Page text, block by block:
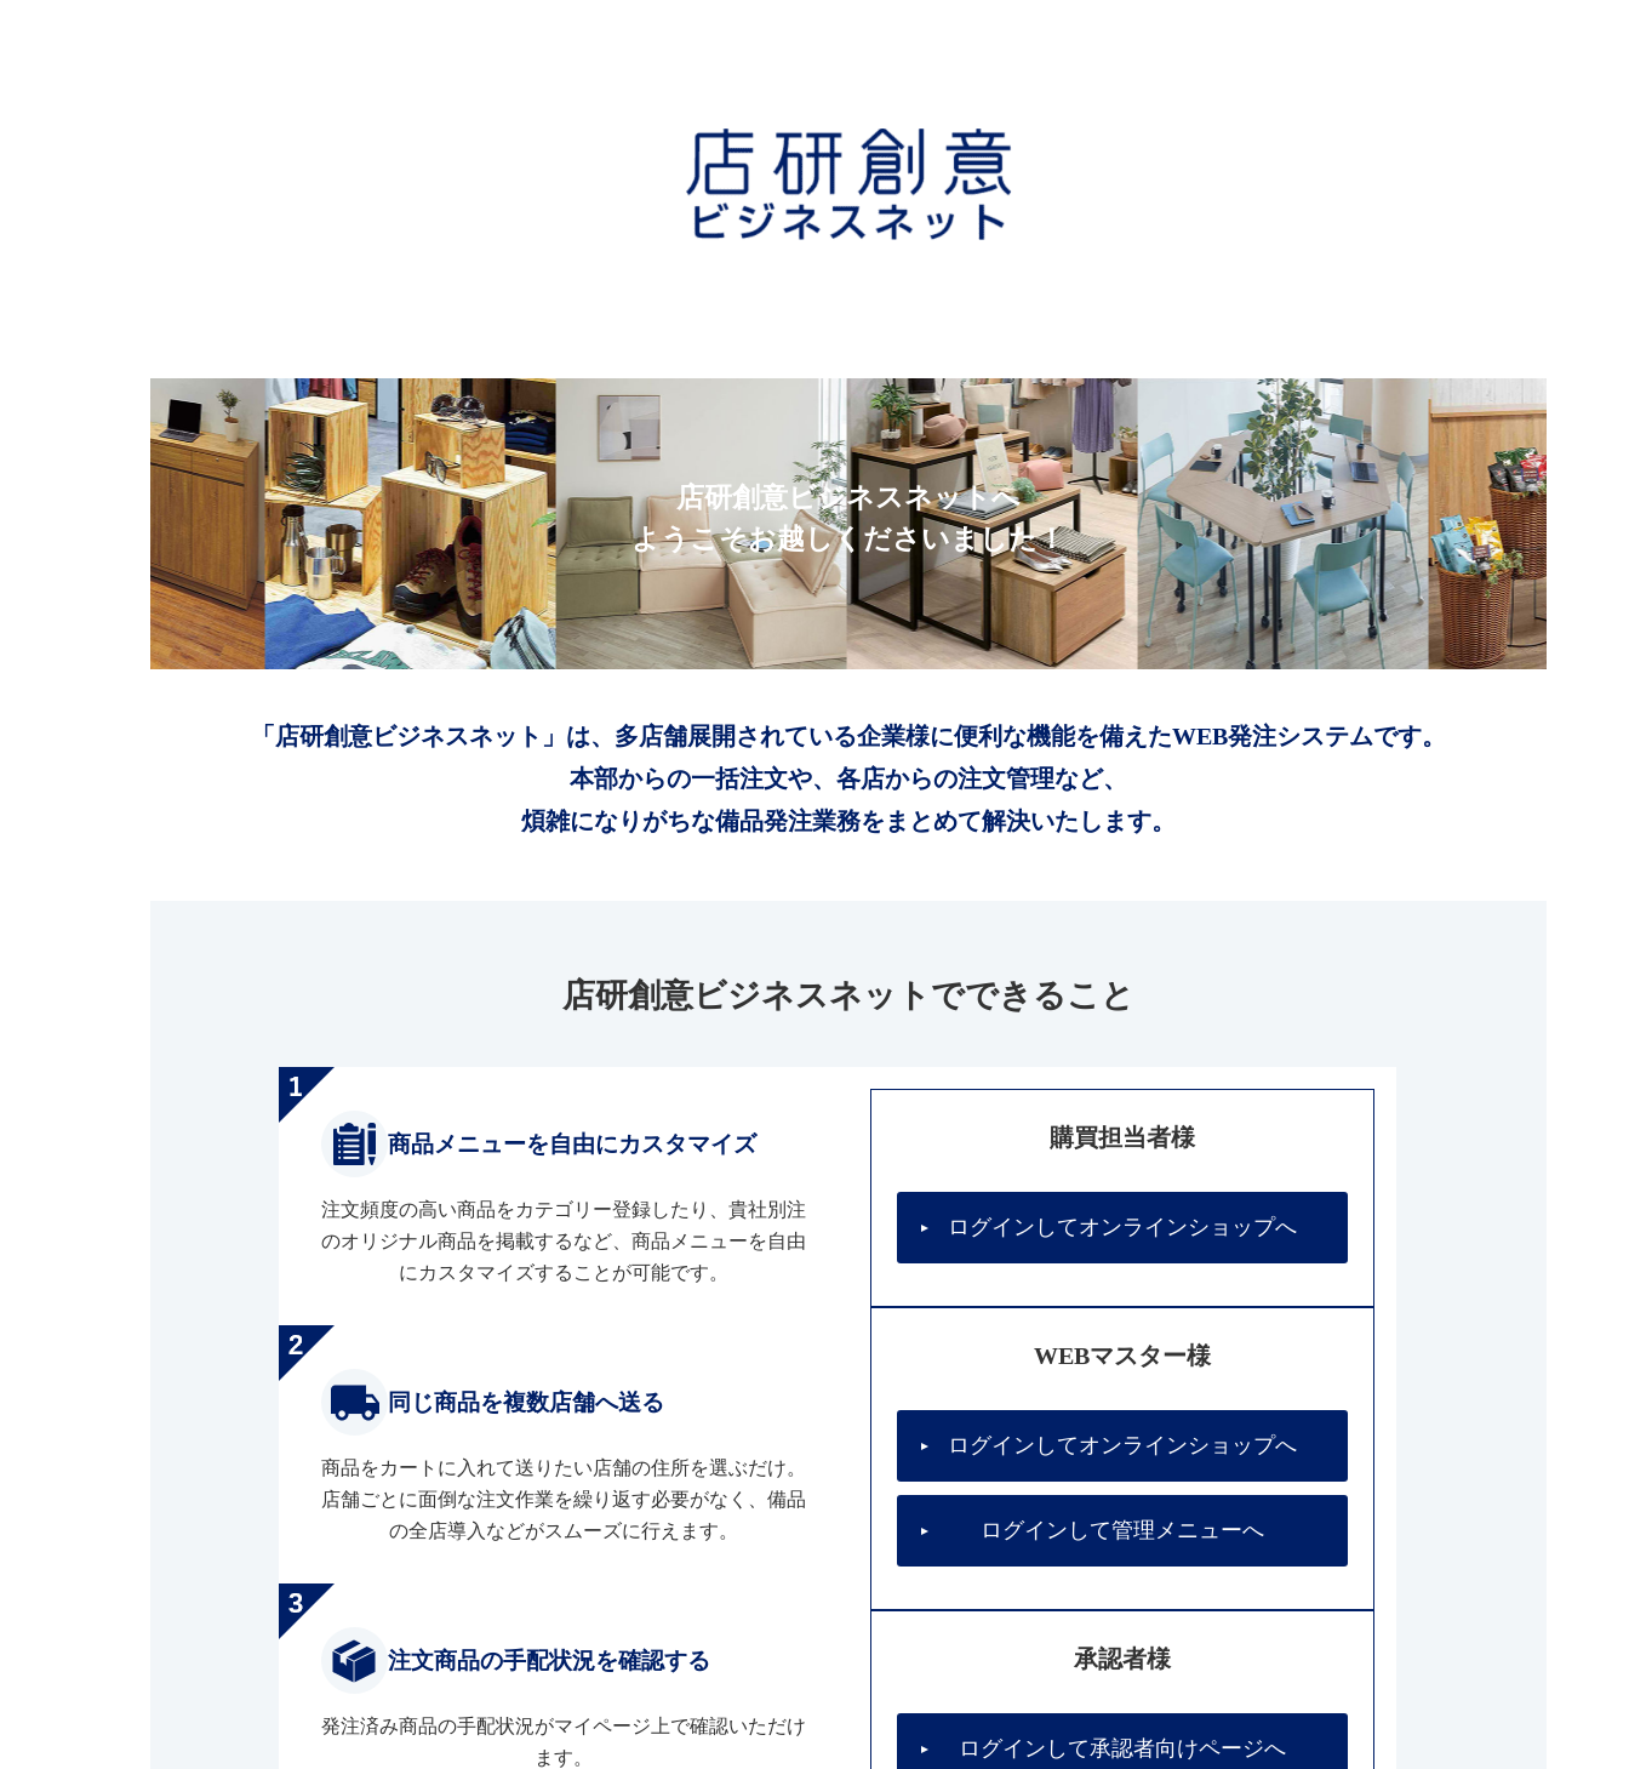
店研創意ビジネスネットへ
ようこそお越しくださいました！
「店研創意ビジネスネット」は、多店舗展開されている企業様に便利な機能を備えたWEB発注システムです。
本部からの一括注文や、各店からの注文管理など、
煩雑になりがちな備品発注業務をまとめて解決いたします。
店研創意ビジネスネットでできること
商品メニューを自由にカスタマイズ
注文頻度の高い商品をカテゴリー登録したり、貴社別注
のオリジナル商品を掲載するなど、商品メニューを自由
にカスタマイズすることが可能です。
同じ商品を複数店舗へ送る
商品をカートに入れて送りたい店舗の住所を選ぶだけ。
店舗ごとに面倒な注文作業を繰り返す必要がなく、備品
の全店導入などがスムーズに行えます。
注文商品の手配状況を確認する
発注済み商品の手配状況がマイページ上で確認いただけ
ます。
購買担当者様
ログインしてオンラインショップへ
WEBマスター様
ログインしてオンラインショップへ
ログインして管理メニューへ
承認者様
ログインして承認者向けページへ